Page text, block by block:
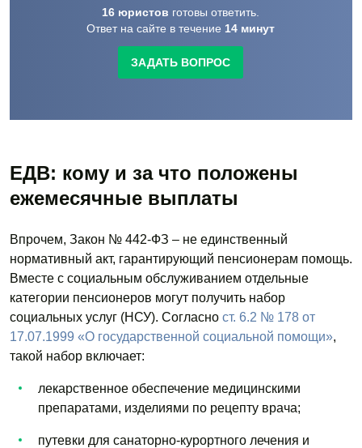
16 юристов готовы ответить.
Ответ на сайте в течение 14 минут
ЗАДАТЬ ВОПРОС
ЕДВ: кому и за что положены
ежемесячные выплаты
Впрочем, Закон № 442-ФЗ – не единственный
нормативный акт, гарантирующий пенсионерам помощь.
Вместе с социальным обслуживанием отдельные
категории пенсионеров могут получить набор
социальных услуг (НСУ). Согласно ст. 6.2 № 178 от
17.07.1999 «О государственной социальной помощи»,
такой набор включает:
лекарственное обеспечение медицинскими
препаратами, изделиями по рецепту врача;
путевки для санаторно-курортного лечения и